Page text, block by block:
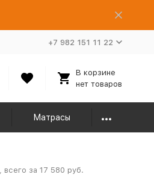
+7 982 151 11 22
В корзине
нет товаров
Матрасы
за 17 580 руб.